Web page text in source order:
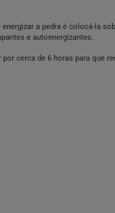
a pedra é colocá-la
e autoenergizantes.
cerca de 6 horas para que